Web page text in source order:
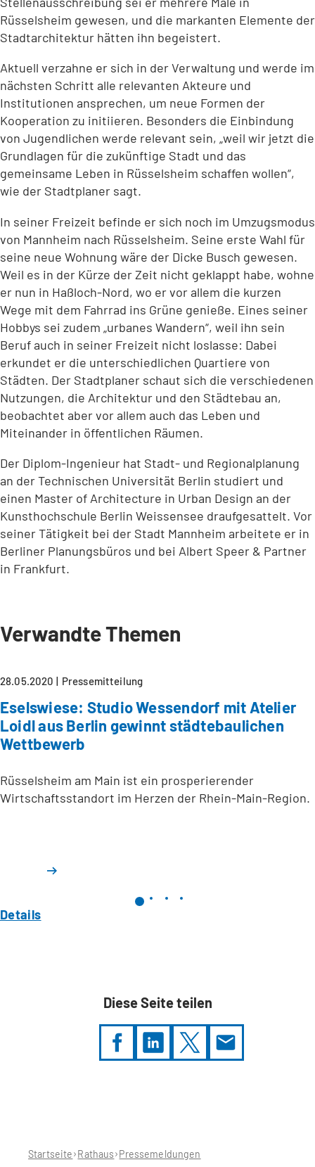
Rüsselsheim gewesen, und die markanten Elemente der
Stadtarchitektur hätten ihn begeistert.
Aktuell verzahne er sich in der Verwaltung und werde im
nächsten Schritt alle relevanten Akteure und
Institutionen ansprechen, um neue Formen der
Kooperation zu initiieren. Besonders die Einbindung
von Jugendlichen werde relevant sein, „weil wir jetzt die
Grundlagen für die zukünftige Stadt und das
gemeinsame Leben in Rüsselsheim schaffen wollen“,
wie der Stadtplaner sagt.
In seiner Freizeit befinde er sich noch im Umzugsmodus
von Mannheim nach Rüsselsheim. Seine erste Wahl für
seine neue Wohnung wäre der Dicke Busch gewesen.
Weil es in der Kürze der Zeit nicht geklappt habe, wohne
er nun in Haßloch-Nord, wo er vor allem die kurzen
Wege mit dem Fahrrad ins Grüne genieße. Eines seiner
Hobbys sei zudem „urbanes Wandern“, weil ihn sein
Beruf auch in seiner Freizeit nicht loslasse: Dabei
erkundet er die unterschiedlichen Quartiere von
Städten. Der Stadtplaner schaut sich die verschiedenen
Nutzungen, die Architektur und den Städtebau an,
beobachtet aber vor allem auch das Leben und
Miteinander in öffentlichen Räumen.
Der Diplom-Ingenieur hat Stadt- und Regionalplanung
an der Technischen Universität Berlin studiert und
einen Master of Architecture in Urban Design an der
Kunsthochschule Berlin Weissensee draufgesattelt. Vor
seiner Tätigkeit bei der Stadt Mannheim arbeitete er in
Berliner Planungsbüros und bei Albert Speer & Partner
in Frankfurt.
Verwandte Themen
28.05.2020 Pressemitteilung
Eselswiese: Studio Wessendorf mit Atelier
Loidl aus Berlin gewinnt städtebaulichen
Wettbewerb
Rüsselsheim am Main ist ein prosperierender
Wirtschaftsstandort im Herzen der Rhein-Main-Region.
Details
Diese Seite teilen
hier:Startseite Rathaus Pressemeldungen